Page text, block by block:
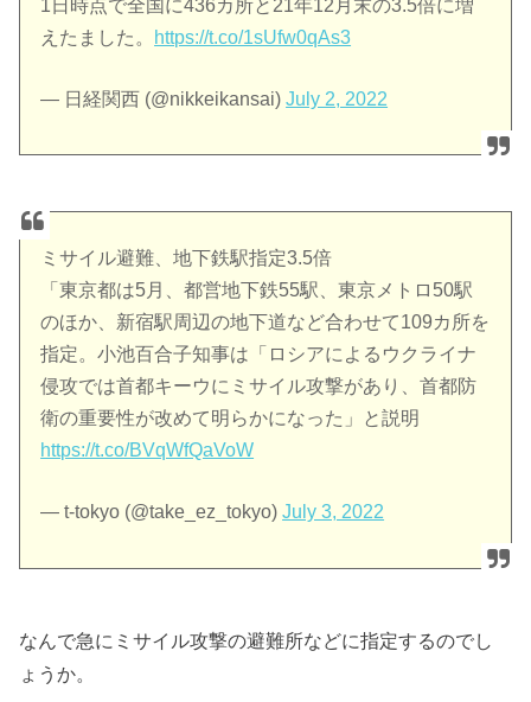
1日時点で全国に436カ所と21年12月末の3.5倍に増
えたました。
https://t.co/1sUfw0qAs3
— 日経関西 (@nikkeikansai)July 2, 2022
ミサイル避難、地下鉄駅指定3.5倍
「東京都は5月、都営地下鉄55駅、東京メトロ50駅
のほか、新宿駅周辺の地下道など合わせて109カ所を
指定。小池百合子知事は「ロシアによるウクライナ
侵攻では首都キーウにミサイル攻撃があり、首都防
衛の重要性が改めて明らかになった」と説明
https://t.co/BVqWfQaVoW
— t-tokyo (@take_ez_tokyo)July 3, 2022
なんで急にミサイル攻撃の避難所などに指定するのでし
ょうか。